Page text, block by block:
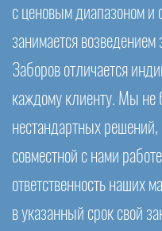
с ценовым диапазоном и
занимается
Заборов отличается
каждому клиенту. Мы не
нестандартных
совместной с нами
ответственность наших
в указанный срок свой